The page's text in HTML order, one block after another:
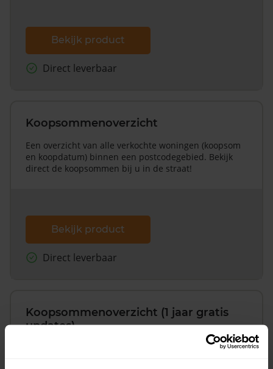
Bekijk product
Direct leverbaar
Koopsommenoverzicht
Een overzicht van alle verkochte woningen (koopsom
en koopdatum) binnen een postcodegebied. Bekijk
direct de koopsommen bij u in de straat!
Bekijk product
Direct leverbaar
Koopsommenoverzicht (1 jaar gratis
updates)